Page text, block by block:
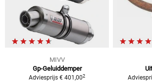
MIVV
Gp-Geluiddemper
Adviesprijs € 401,002